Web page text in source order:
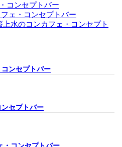
コンセプトバー
ェ・コンセプトバー
水のコンカフェ・コンセプト
ンセプトバー
セプトバー